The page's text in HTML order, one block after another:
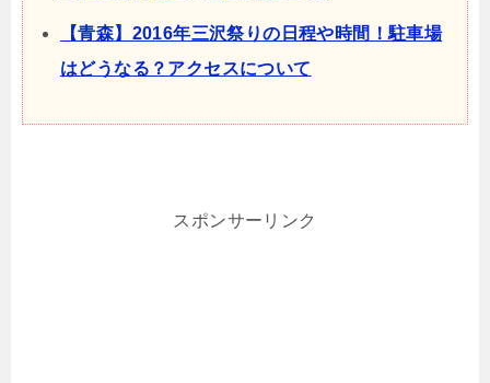
【青森】2016年三沢祭りの日程や時間！駐車場
はどうなる？アクセスについて
スポンサーリンク